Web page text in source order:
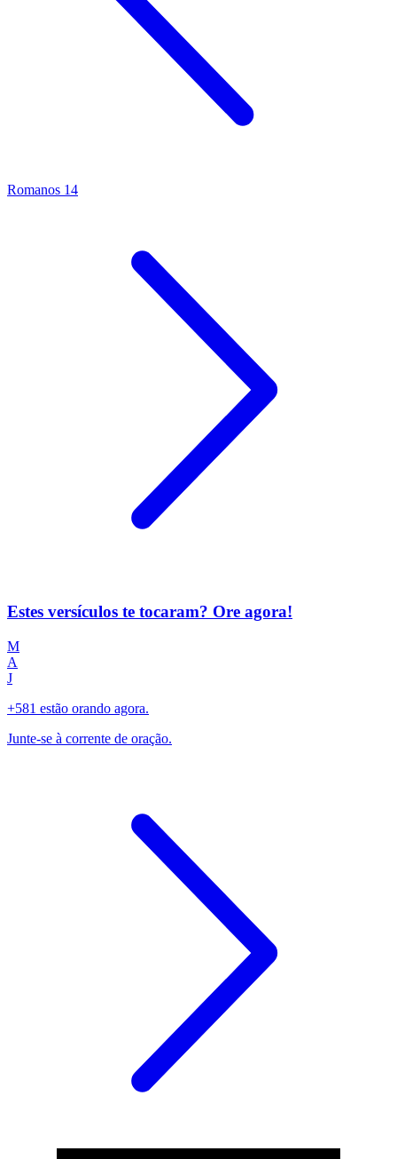
Romanos 14
Estes versículos te tocaram? Ore agora!
M
A
J
+581 estão orando agora.
Junte-se à corrente de oração.